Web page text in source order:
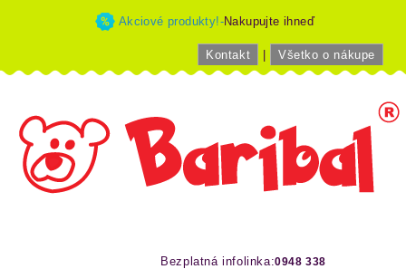
Akciové produkty!-Nakupujte ihneď
Kontakt Všetko o nákupe
Bezplatná infolinka:0948 338